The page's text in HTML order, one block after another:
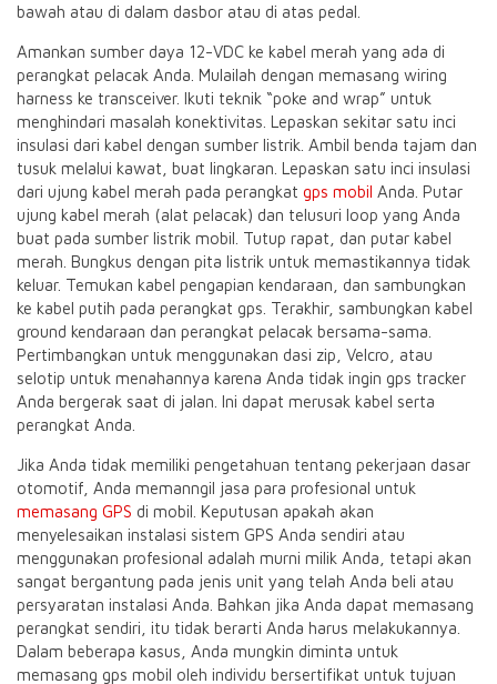
bawah atau di dalam dasbor atau di atas pedal.
Amankan sumber daya 12-VDC ke kabel merah yang ada di
perangkat pelacak Anda. Mulailah dengan memasang wiring
harness ke transceiver. Ikuti teknik “poke and wrap” untuk
menghindari masalah konektivitas. Lepaskan sekitar satu inci
insulasi dari kabel dengan sumber listrik. Ambil benda tajam dan
tusuk melalui kawat, buat lingkaran. Lepaskan satu inci insulasi
dari ujung kabel merah pada perangkat gps mobil Anda. Putar
ujung kabel merah (alat pelacak) dan telusuri loop yang Anda
buat pada sumber listrik mobil. Tutup rapat, dan putar kabel
merah. Bungkus dengan pita listrik untuk memastikannya tidak
keluar. Temukan kabel pengapian kendaraan, dan sambungkan
ke kabel putih pada perangkat gps. Terakhir, sambungkan kabel
ground kendaraan dan perangkat pelacak bersama-sama.
Pertimbangkan untuk menggunakan dasi zip, Velcro, atau
selotip untuk menahannya karena Anda tidak ingin gps tracker
Anda bergerak saat di jalan. Ini dapat merusak kabel serta
perangkat Anda.
Jika Anda tidak memiliki pengetahuan tentang pekerjaan dasar
otomotif, Anda memanngil jasa para profesional untuk
memasang GPS di mobil. Keputusan apakah akan
menyelesaikan instalasi sistem GPS Anda sendiri atau
menggunakan profesional adalah murni milik Anda, tetapi akan
sangat bergantung pada jenis unit yang telah Anda beli atau
persyaratan instalasi Anda. Bahkan jika Anda dapat memasang
perangkat sendiri, itu tidak berarti Anda harus melakukannya.
Dalam beberapa kasus, Anda mungkin diminta untuk
memasang gps mobil oleh individu bersertifikat untuk tujuan